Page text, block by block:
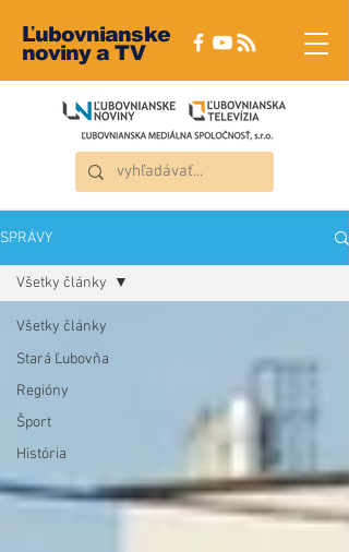
Ľubovnianske
noviny a TV
SPRÁVY
Všetky články
Stará Ľubovňa
Regióny
Šport
História
Všetky články